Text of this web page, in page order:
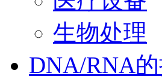
生物处理
DNA/RNA